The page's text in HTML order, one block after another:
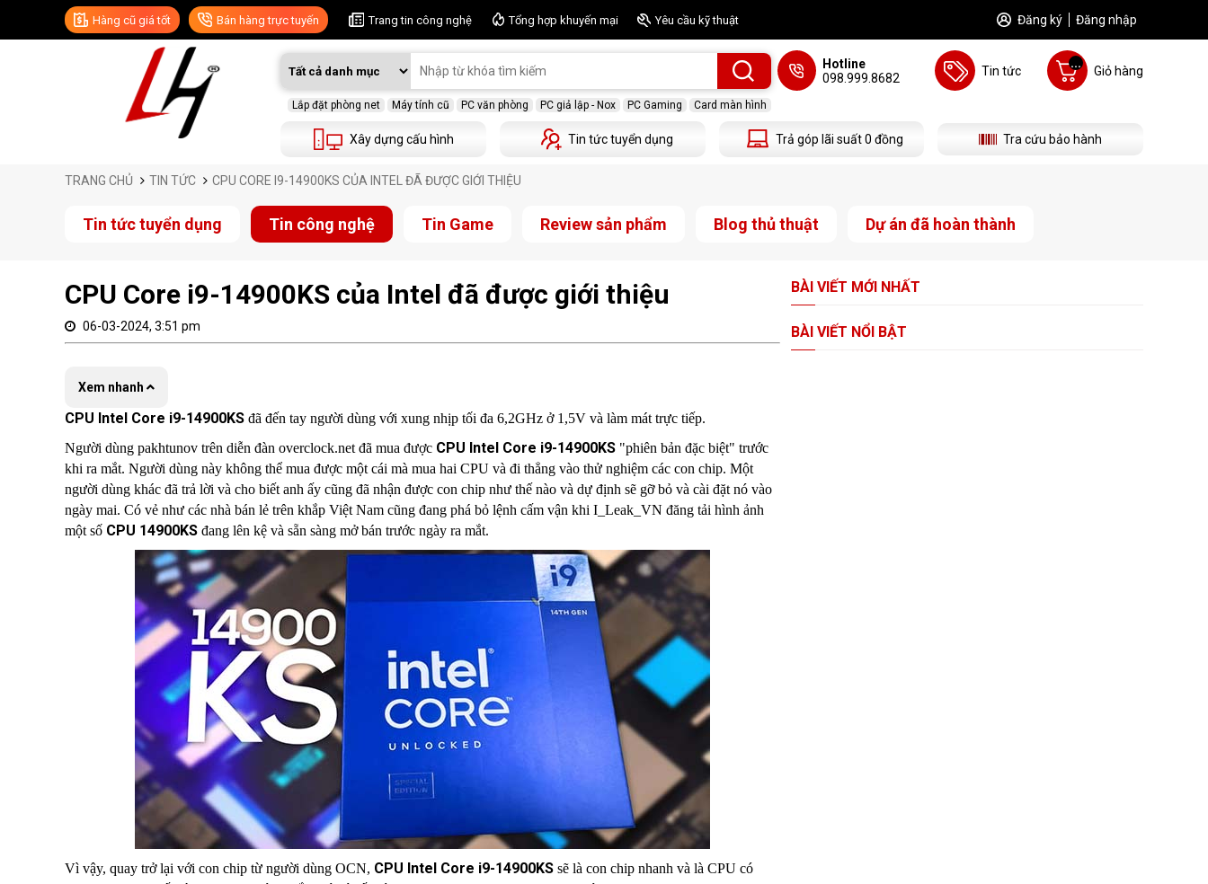
Hàng cũ giá tốt Bán hàng trực tuyến Trang tin công nghệ Tổng hợp khuyến mại Yêu cầu kỹ thuật Đăng ký Đăng nhập
Lắp đặt phòng net Máy tính cũ PC văn phòng PC giả lập - Nox PC Gaming Card màn hình
Hotline
098.999.8682
Tin tức Giỏ hàng
...
Xây dựng cấu hình Tin tức tuyển dụng Trả góp lãi suất 0 đồng Tra cứu bảo hành
TRANG CHỦ TIN TỨC CPU CORE I9-14900KS CỦA INTEL ĐÃ ĐƯỢC GIỚI THIỆU
Tin tức tuyển dụng Tin công nghệ Tin Game Review sản phẩm Blog thủ thuật Dự án đã hoàn thành
CPU Core i9-14900KS của Intel đã được giới thiệu
06-03-2024, 3:51 pm
Xem nhanh
CPU Intel Core i9-14900KS đã đến tay người dùng với xung nhịp tối đa 6,2GHz ở 1,5V và làm mát trực tiếp.
Người dùng pakhtunov trên diễn đàn overclock.net đã mua được CPU Intel Core i9-14900KS "phiên bản đặc biệt" trước
khi ra mắt. Người dùng này không thể mua được một cái mà mua hai CPU và đi thẳng vào thử nghiệm các con chip. Một
người dùng khác đã trả lời và cho biết anh ấy cũng đã nhận được con chip như thế nào và dự định sẽ gỡ bỏ và cài đặt nó vào
ngày mai. Có vẻ như các nhà bán lẻ trên khắp Việt Nam cũng đang phá bỏ lệnh cấm vận khi I_Leak_VN đăng tải hình ảnh
một số CPU 14900KS đang lên kệ và sẵn sàng mở bán trước ngày ra mắt.
Vì vậy, quay trở lại với con chip từ người dùng OCN, CPU Intel Core i9-14900KS sẽ là con chip nhanh và là CPU có
BÀI VIẾT MỚI NHẤT
BÀI VIẾT NỔI BẬT